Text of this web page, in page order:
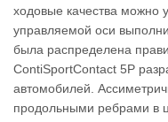
ходовые качества можно
управляемой оси
была распределена
ContiSportContact 5P
автомобилей.
продольными ребрами в